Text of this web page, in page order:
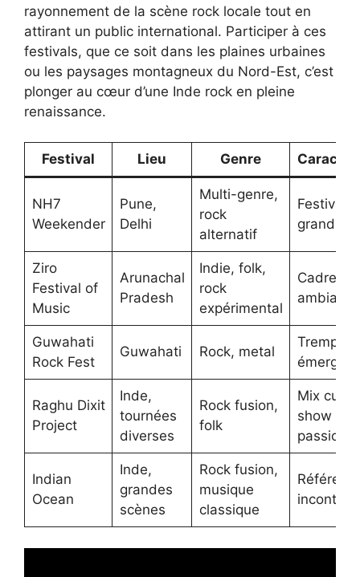
rayonnement de la scène rock locale tout en
attirant un public international. Participer à ces
festivals, que ce soit dans les plaines urbaines
ou les paysages montagneux du Nord-Est, c’est
plonger au cœur d’une Inde rock en pleine
renaissance.
Festival Lieu Genre
NH7
Weekender
Pune,
Delhi
Multi-genre,
rock
alternatif
Festival
grand
Ziro
Festival of
Music
Arunachal
Pradesh
Indie, folk,
rock
expérimental
Cadre
Guwahati
Rock Fest
Guwahati Rock, metal
Tremplin
Raghu Dixit
Project
Inde,
tournées
diverses
Rock fusion,
folk
Mix
show live
Indian
Ocean
Inde,
grandes
scènes
Rock fusion,
musique
classique